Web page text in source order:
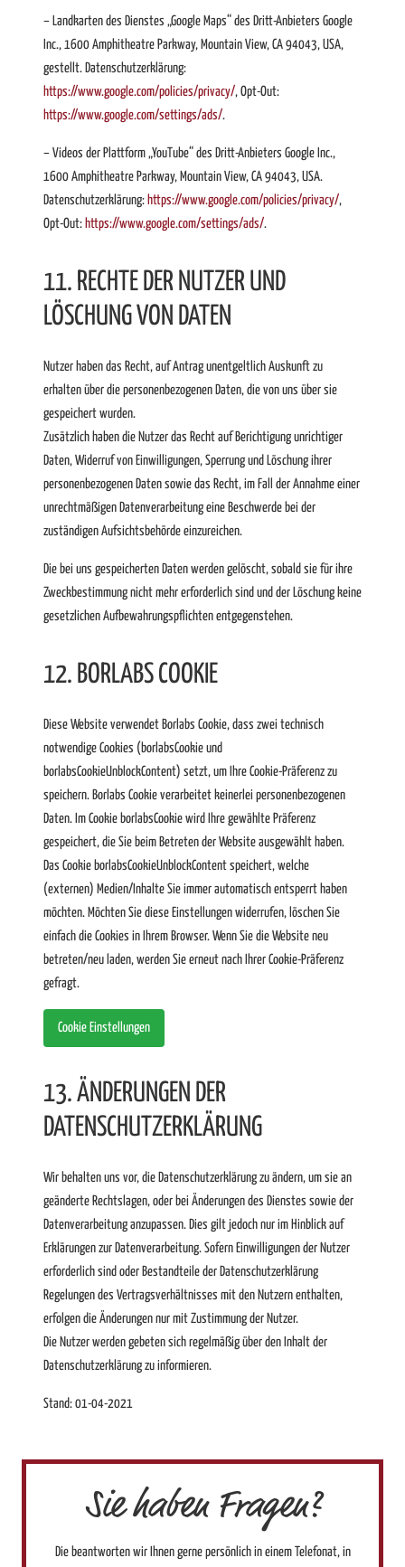
– Landkarten des Dienstes „Google Maps“ des Dritt-Anbieters Google
Inc., 1600 Amphitheatre Parkway, Mountain View, CA 94043, USA,
gestellt. Datenschutzerklärung:
https://www.google.com/policies/privacy/, Opt-Out:
https://www.google.com/settings/ads/.
– Videos der Plattform „YouTube“ des Dritt-Anbieters Google Inc.,
1600 Amphitheatre Parkway, Mountain View, CA 94043, USA.
Datenschutzerklärung: https://www.google.com/policies/privacy/,
Opt-Out: https://www.google.com/settings/ads/.
11. RECHTE DER NUTZER UND
LÖSCHUNG VON DATEN
Nutzer haben das Recht, auf Antrag unentgeltlich Auskunft zu
erhalten über die personenbezogenen Daten, die von uns über sie
gespeichert wurden.
Zusätzlich haben die Nutzer das Recht auf Berichtigung unrichtiger
Daten, Widerruf von Einwilligungen, Sperrung und Löschung ihrer
personenbezogenen Daten sowie das Recht, im Fall der Annahme einer
unrechtmäßigen Datenverarbeitung eine Beschwerde bei der
zuständigen Aufsichtsbehörde einzureichen.
Die bei uns gespeicherten Daten werden gelöscht, sobald sie für ihre
Zweckbestimmung nicht mehr erforderlich sind und der Löschung keine
gesetzlichen Aufbewahrungspflichten entgegenstehen.
12. BORLABS COOKIE
Diese Website verwendet Borlabs Cookie, dass zwei technisch
notwendige Cookies (borlabsCookie und
borlabsCookieUnblockContent) setzt, um Ihre Cookie-Präferenz zu
speichern. Borlabs Cookie verarbeitet keinerlei personenbezogenen
Daten. Im Cookie borlabsCookie wird Ihre gewählte Präferenz
gespeichert, die Sie beim Betreten der Website ausgewählt haben.
Das Cookie borlabsCookieUnblockContent speichert, welche
(externen) Medien/Inhalte Sie immer automatisch entsperrt haben
möchten. Möchten Sie diese Einstellungen widerrufen, löschen Sie
einfach die Cookies in Ihrem Browser. Wenn Sie die Website neu
betreten/neu laden, werden Sie erneut nach Ihrer Cookie-Präferenz
gefragt.
Cookie Einstellungen
13. ÄNDERUNGEN DER
DATENSCHUTZERKLÄRUNG
Wir behalten uns vor, die Datenschutzerklärung zu ändern, um sie an
geänderte Rechtslagen, oder bei Änderungen des Dienstes sowie der
Datenverarbeitung anzupassen. Dies gilt jedoch nur im Hinblick auf
Erklärungen zur Datenverarbeitung. Sofern Einwilligungen der Nutzer
erforderlich sind oder Bestandteile der Datenschutzerklärung
Regelungen des Vertragsverhältnisses mit den Nutzern enthalten,
erfolgen die Änderungen nur mit Zustimmung der Nutzer.
Die Nutzer werden gebeten sich regelmäßig über den Inhalt der
Datenschutzerklärung zu informieren.
Stand: 01-04-2021
Sie haben Fragen?
Die beantworten wir Ihnen gerne persönlich in einem Telefonat, in